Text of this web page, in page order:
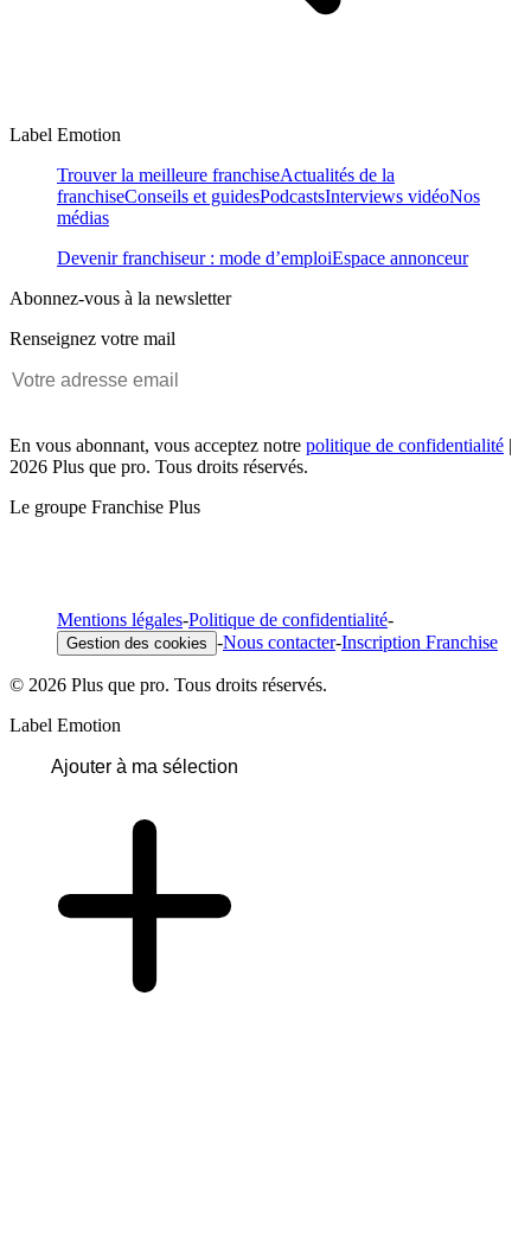
Label Emotion
Trouver la meilleure franchiseActualités de la
franchiseConseils et guidesPodcastsInterviews vidéoNos
médias
Devenir franchiseur : mode d’emploiEspace annonceur
Abonnez-vous à la newsletter
Renseignez votre mail
En vous abonnant, vous acceptez notre politique de confidentialité |
2026 Plus que pro. Tous droits réservés.
Le groupe Franchise Plus
Mentions légales-Politique de confidentialité-
Gestion des cookies -Nous contacter-Inscription Franchise
© 2026 Plus que pro. Tous droits réservés.
Label Emotion
Ajouter à ma sélection